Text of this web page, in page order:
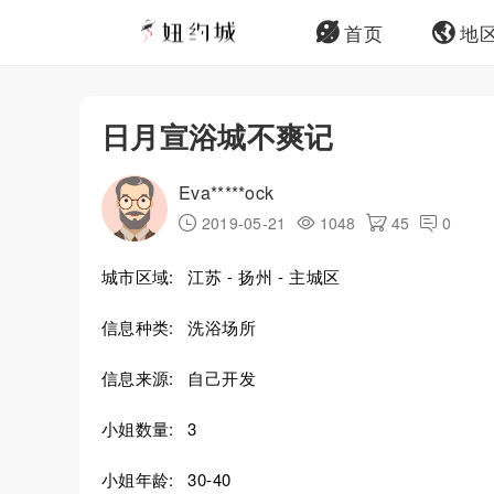
首页 地
日月宣浴城不爽记
Eva*****ock
2019-05-21 1048 45 0
城市区域: 江苏 - 扬州 - 主城区
信息种类: 洗浴场所
信息来源: 自己开发
小姐数量: 3
小姐年龄: 30-40